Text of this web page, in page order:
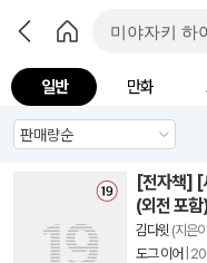
일반 만화
[전자책]
(외전 포
김다윗 (지은
도그 이어